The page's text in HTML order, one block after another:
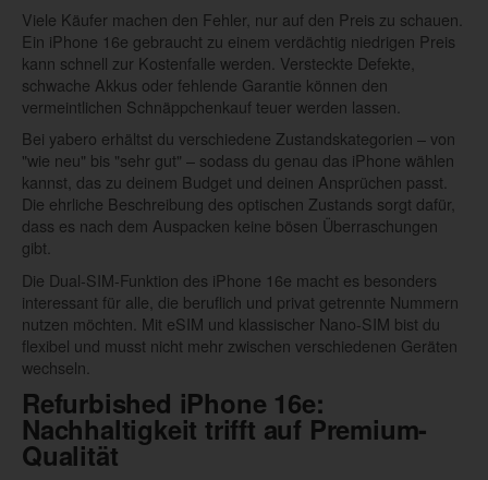
Viele Käufer machen den Fehler, nur auf den Preis zu schauen.
Ein iPhone 16e gebraucht zu einem verdächtig niedrigen Preis
kann schnell zur Kostenfalle werden. Versteckte Defekte,
schwache Akkus oder fehlende Garantie können den
vermeintlichen Schnäppchenkauf teuer werden lassen.
Bei yabero erhältst du verschiedene Zustandskategorien – von
"wie neu" bis "sehr gut" – sodass du genau das iPhone wählen
kannst, das zu deinem Budget und deinen Ansprüchen passt.
Die ehrliche Beschreibung des optischen Zustands sorgt dafür,
dass es nach dem Auspacken keine bösen Überraschungen
gibt.
Die Dual-SIM-Funktion des iPhone 16e macht es besonders
interessant für alle, die beruflich und privat getrennte Nummern
nutzen möchten. Mit eSIM und klassischer Nano-SIM bist du
flexibel und musst nicht mehr zwischen verschiedenen Geräten
wechseln.
Refurbished iPhone 16e:
Nachhaltigkeit trifft auf Premium-
Qualität